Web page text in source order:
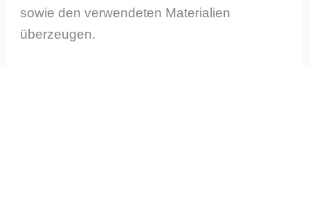
sowie den verwendeten Materialien
überzeugen.